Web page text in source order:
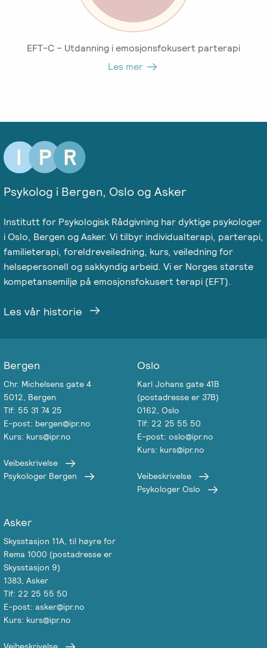
EFT-C – Utdanning i emosjonsfokusert parterapi
Les mer
Psykolog i Bergen, Oslo og Asker
Institutt for Psykologisk Rådgivning har dyktige psykologer
i Oslo, Bergen og Asker. Vi tilbyr individualterapi, parterapi,
familieterapi, foreldreveiledning, kurs, veiledning for
helsepersonell og sakkyndig arbeid. Vi er Norges største
kompetansemiljø på emosjonsfokusert terapi (EFT).
Les vår historie
Bergen
Chr. Michelsens gate 4
5012, Bergen
Tlf: 55 31 74 25
E-post: bergen@ipr.no
Kurs: kurs@ipr.no
Veibeskrivelse
Psykologer Bergen
Oslo
Karl Johans gate 41B
(postadresse er 37B)
0162, Oslo
Tlf: 22 25 55 50
E-post: oslo@ipr.no
Kurs: kurs@ipr.no
Veibeskrivelse
Psykologer Oslo
Asker
Skysstasjon 11A, til høyre for
Rema 1000 (postadresse er
Skysstasjon 9)
1383, Asker
Tlf: 22 25 55 50
E-post: asker@ipr.no
Kurs: kurs@ipr.no